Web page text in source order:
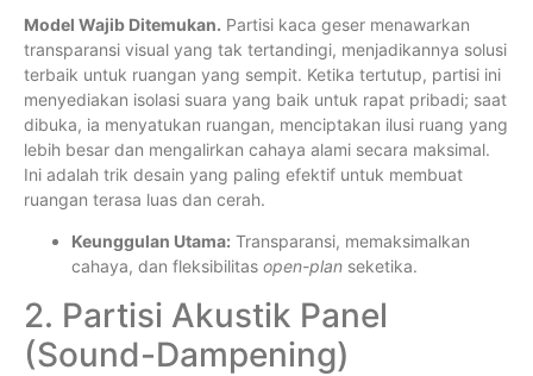
Model Wajib Ditemukan. Partisi kaca geser menawarkan
transparansi visual yang tak tertandingi, menjadikannya solusi
terbaik untuk ruangan yang sempit. Ketika tertutup, partisi ini
menyediakan isolasi suara yang baik untuk rapat pribadi; saat
dibuka, ia menyatukan ruangan, menciptakan ilusi ruang yang
lebih besar dan mengalirkan cahaya alami secara maksimal.
Ini adalah trik desain yang paling efektif untuk membuat
ruangan terasa luas dan cerah.
Keunggulan Utama: Transparansi, memaksimalkan
cahaya, dan fleksibilitas open-plan seketika.
2. Partisi Akustik Panel
(Sound-Dampening)